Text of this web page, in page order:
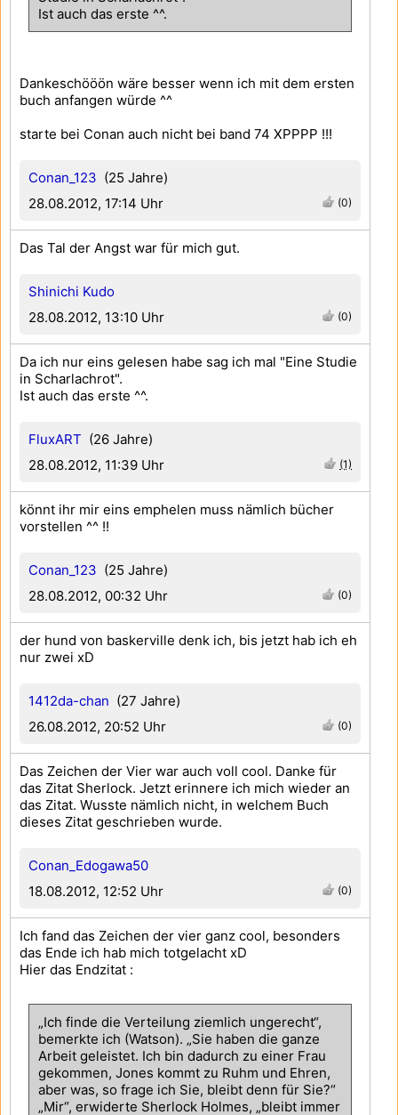
Conan_123 (25 Jahre)
28.08.2012, 17:14 Uhr
(0)
Ist auch das erste ^^.
Dankeschööön wäre besser wenn ich mit dem ersten
buch anfangen würde ^^
starte bei Conan auch nicht bei band 74 XPPPP !!!
Shinichi Kudo
28.08.2012, 13:10 Uhr
(0)
Das Tal der Angst war für mich gut.
FluxART (26 Jahre)
28.08.2012, 11:39 Uhr
(1)
Da ich nur eins gelesen habe sag ich mal "Eine Studie
in Scharlachrot".
Ist auch das erste ^^.
Conan_123 (25 Jahre)
28.08.2012, 00:32 Uhr
(0)
könnt ihr mir eins emphelen muss nämlich bücher
vorstellen ^^ !!
1412da-chan (27 Jahre)
26.08.2012, 20:52 Uhr
(0)
der hund von baskerville denk ich, bis jetzt hab ich eh
nur zwei xD
Conan_Edogawa50
18.08.2012, 12:52 Uhr
(0)
Das Zeichen der Vier war auch voll cool. Danke für
das Zitat Sherlock. Jetzt erinnere ich mich wieder an
das Zitat. Wusste nämlich nicht, in welchem Buch
dieses Zitat geschrieben wurde.
Ich fand das Zeichen der vier ganz cool, besonders
das Ende ich hab mich totgelacht xD
Hier das Endzitat :
„Ich finde die Verteilung ziemlich ungerecht“,
bemerkte ich (Watson). „Sie haben die ganze
Arbeit geleistet. Ich bin dadurch zu einer Frau
gekommen, Jones kommt zu Ruhm und Ehren,
aber was, so frage ich Sie, bleibt denn für Sie?“
„Mir“, erwiderte Sherlock Holmes, „bleibt immer